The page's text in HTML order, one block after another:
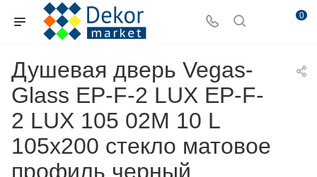
0
Душевая дверь Vegas-
Glass EP-F-2 LUX EP-F-
2 LUX 105 02М 10 L
105х200 стекло матовое
профиль черный